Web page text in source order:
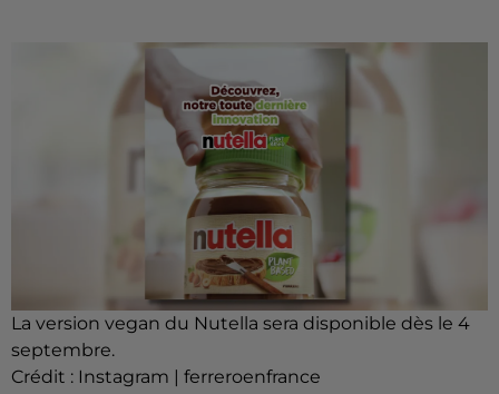
La version vegan du Nutella sera disponible dès le 4
septembre.
Crédit : Instagram | ferreroenfrance